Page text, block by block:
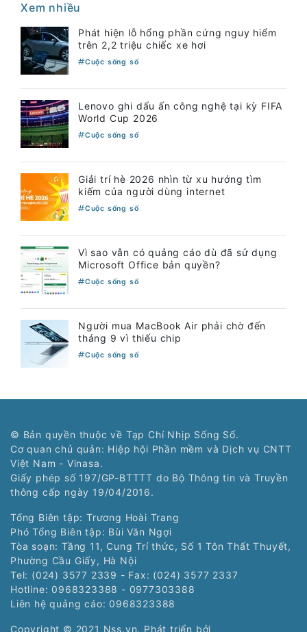
Xem nhiều
Phát hiện lỗ hổng phần cứng nguy hiểm
trên 2,2 triệu chiếc xe hơi
Cuộc sống số
Lenovo ghi dấu ấn công nghệ tại kỳ FIFA
World Cup 2026
Cuộc sống số
Giải trí hè 2026 nhìn từ xu hướng tìm
kiếm của người dùng internet
Cuộc sống số
Vì sao vẫn có quảng cáo dù đã sử dụng
Microsoft Office bản quyền?
Cuộc sống số
Người mua MacBook Air phải chờ đến
tháng 9 vì thiếu chip
Cuộc sống số
© Bản quyền thuộc về Tạp Chí Nhịp Sống Số.
Cơ quan chủ quản: Hiệp hội Phần mềm và Dịch vụ CNTT
Việt Nam - Vinasa.
Giấy phép số 197/GP-BTTTT do Bộ Thông tin và Truyền
thông cấp ngày 19/04/2016.
Tổng Biên tập: Trương Hoài Trang
Phó Tổng Biên tập: Bùi Văn Ngợi
Tòa soạn: Tầng 11, Cung Trí thức, Số 1 Tôn Thất Thuyết,
Phường Cầu Giấy, Hà Nội
Tel: (024) 3577 2339 - Fax: (024) 3577 2337
Hotline: 0968323388 - 0977303388
Liên hệ quảng cáo: 0968323388
Copyright © 2021 Nss.vn. Phát triển bởi